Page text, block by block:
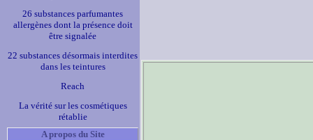
26 substances parfumantes
allergènes dont la présence doit
être signalée
22 substances désormais interdites
dans les teintures
Reach
La vérité sur les cosmétiques
rétablie
A propos du Site